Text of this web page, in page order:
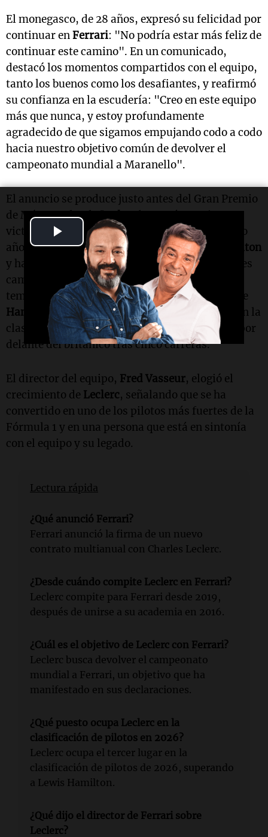
Play
Video
El monegasco, de 28 años, expresó su felicidad por
continuar enFerrari: "No podría estar más feliz de
continuar este camino". En un comunicado,
destacó los momentos compartidos con el equipo,
tanto los buenos como los desafiantes, y reafirmó
su confianza en la escudería: "Creo en este equipo
más que nunca, y estoy profundamente
agradecido de que sigamos empujando codo a codo
hacia nuestro objetivo común de devolver el
campeonato mundial a Maranello".
El anuncio se produce justo antes del Gran Premio
de Mónaco, dondeLeclercbuscará repetir su
victoria en la edición de 2024. Durante el último
año y medio, ha competido junto aLewis Hamilton
y ha superado de manera constante al siete veces
campeón en la clasificación de pilotos. En la
temporada 2025,Leclercterminó por delante de
Hamilton y actualmente ocupa el tercer lugar en la
clasificación de 2026, un puesto y tres puntos por
delante del británico tras cinco carreras.
El director del equipo, Fred Vasseur, elogió el
crecimiento de Leclerc, señalando que se ha
convertido en uno de los pilotos más fuertes de la
Fórmula 1 y en una persona que está en sintonía
con el equipo y su legado.
Lectura rápida
¿Qué anunció Ferrari?
Ferrari anunció la firma de un nuevo
contrato multianual con Charles Leclerc.
¿Desde cuándo compite Leclerc en Ferrari?
Leclerc compite para Ferrari desde 2019,
después de unirse a su academia en 2016.
¿Cuál es el objetivo de Leclerc con Ferrari?
Leclerc busca devolver el campeonato
mundial a Ferrari, un objetivo que ha
manifestado en sus declaraciones.
¿Qué puesto ocupa Leclerc en la
clasificación de pilotos en 2026?
Leclerc ocupa el tercer lugar en la
clasificación de pilotos de 2026, superando
a Lewis Hamilton.
¿Qué dijo el director de Ferrari sobre
Leclerc?